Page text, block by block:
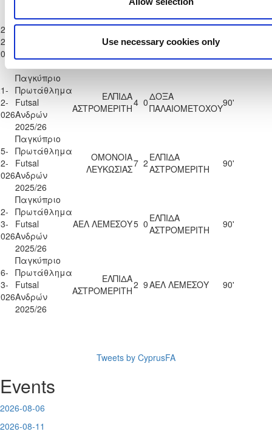
Use necessary cookies only
Παγκύπριο
Πρωτάθλημα
ΛΑΤΣΙΩΝ8 3ΑΣΤΡΟΜΕΡΙΤΗ
Παγκύπριο
Πρωτάθλημα
Futsal
Ανδρών
2025/26
ΕΛΠΙΔΑ
ΑΣΤΡΟΜΕΡΙΤΗ4 0ΔΟΞΑ
ΠΑΛΑΙΟΜΕΤΟΧΟΥ90'
Παγκύπριο
Πρωτάθλημα
Futsal
Ανδρών
2025/26
ΟΜΟΝΟΙΑ
ΛΕΥΚΩΣΙΑΣ7 2 ΕΛΠΙΔΑ
ΑΣΤΡΟΜΕΡΙΤΗ
90'
Παγκύπριο
Πρωτάθλημα
Futsal
Ανδρών
2025/26
ΑΕΛ ΛΕΜΕΣΟΥ5 0 ΕΛΠΙΔΑ
ΑΣΤΡΟΜΕΡΙΤΗ
90'
Παγκύπριο
Πρωτάθλημα
Futsal
Ανδρών
2025/26
ΕΛΠΙΔΑ
ΑΣΤΡΟΜΕΡΙΤΗ2 9ΑΕΛ ΛΕΜΕΣΟΥ 90'
Tweets by CyprusFA
Events
2026-08-06
2026-08-11